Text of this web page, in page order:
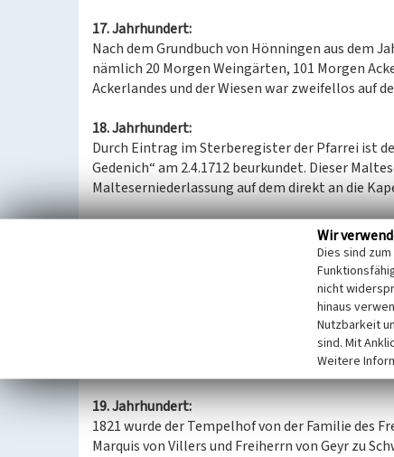
17. Jahrhundert:
Nach dem Grundbuch von Hönningen aus dem
nämlich 20 Morgen Weingärten, 101 Morgen
Ackerlandes und der Wiesen war zweifellos auf
18. Jahrhundert:
Durch Eintrag im Sterberegister der Pfarrei ist
Gedenich“ am 2.4.1712 beurkundet. Dieser
Malteserniederlassung auf dem direkt an die
Der Tempelhof besteht aus mehreren
Herrenhaus 1741 an die wesentlich ältere
Sein Wappen und die Jahreszahl finden sich
auch über der Eingangstür des Haupthauses.
Die Scheune mit dem Malteserkreuz, der
19. Jahrhundert:
1821 wurde der Tempelhof von der Familie des
Marquis von Villers und Freiherrn von Geyr zu
Wir
Dies sind
nicht
hinaus
Nutzbarkeit
sind. Mit
Weitere